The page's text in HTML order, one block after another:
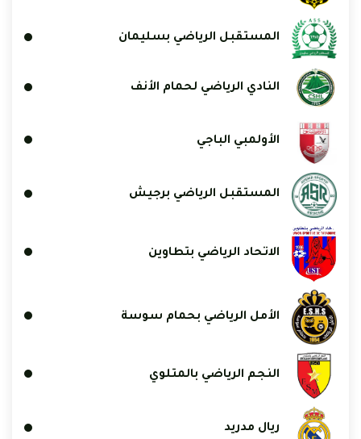
المستقبل الرياضي بسليمان
النادي الرياضي لحمام الأنف
الأولمبي الباجي
المستقبل الرياضي برجيش
الاتحاد الرياضي بتطاوين
الأمل الرياضي بحمام سوسة
النجم الرياضي بالمتلوي
ريال مدريد